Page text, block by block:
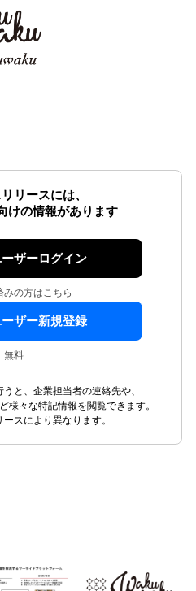
リースには、
けの情報があります
ザーログイン
みの方はこちら
ザー新規登録
無料
と、企業担当者の連絡先や、
様々な特記情報を閲覧できます。
スにより異なります。